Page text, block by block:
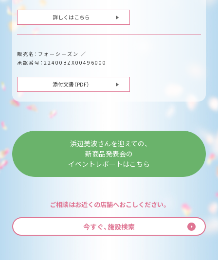
詳しくはこちら
販売名：フォーシーズン ／
承認番号：22400BZX00496000
添付文書（PDF）
浜辺美波さんを迎えての、
新商品発表会の
イベントレポートはこちら
ご相談はお近くの店舗へおこしください。
今すぐ、施設検索